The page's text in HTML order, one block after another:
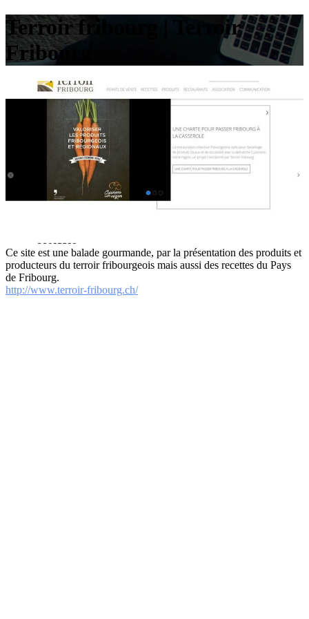
Terroir fribourg | Terroir
Fribourg
Ce site est une balade gourmande, par la présentation des produits et
producteurs du terroir fribourgeois mais aussi des recettes du Pays
de Fribourg.
http://www.terroir-fribourg.ch/